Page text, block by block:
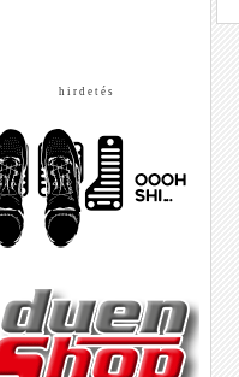
h i r d e t é s